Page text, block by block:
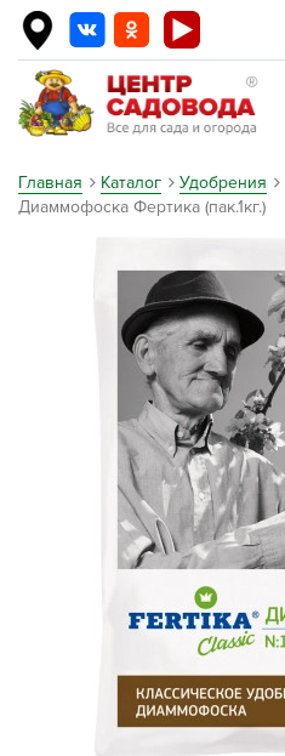
Главная Каталог Удобрения
Диаммофоска Фертика (пак.1кг.)